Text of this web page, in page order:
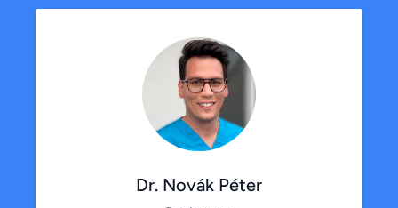
Dr. Novák Péter